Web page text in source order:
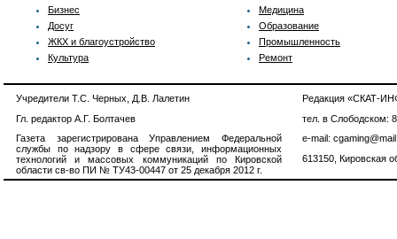
Бизнес
Досуг
ЖКХ и благоустройство
Культура
Медицина
Образование
Промышленность
Ремонт
Учредители Т.С. Черных, Д.В. Лалетин
Гл. редактор А.Г. Болтачев
Газета зарегистрирована Управлением Федеральной
службы по надзору в сфере связи, информационных
технологий и массовых коммуникаций по Кировской
области св-во ПИ № ТУ43-00447 от 25 декабря 2012 г.
Редакция «СКАТ-
тел. в Слободском:
e-mail:
613150, Кировская